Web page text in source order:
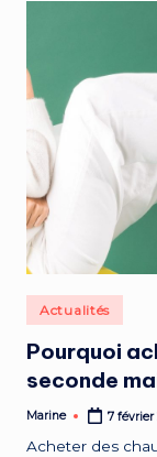
Posted
in
Actualités
Pourquoi
seconde
Posted
Marine 7 février
Acheter des